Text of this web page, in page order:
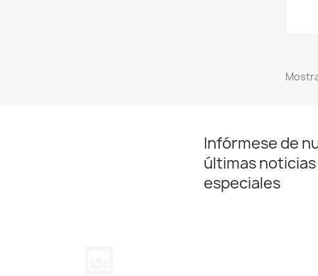
Infórmese de
últimas
especiales